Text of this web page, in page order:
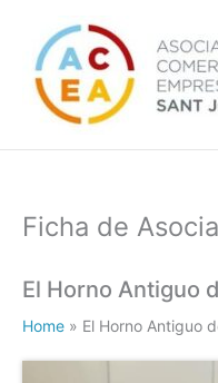
contenido
Ficha de
El Horno Antiguo
Home » El Horno Antiguo